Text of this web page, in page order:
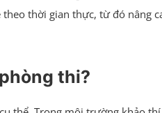
thời gian thực, từ đó nâng
thi?